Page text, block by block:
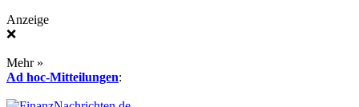
Anzeige
❌
Mehr »
Ad hoc-Mitteilungen: